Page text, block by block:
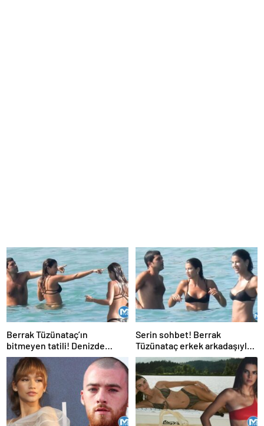
Berrak Tüzünataç’ın
bitmeyen tatili! Denizde
sohbet etti
Serin sohbet! Berrak
Tüzünataç erkek arkadaşıyla
tatilde…